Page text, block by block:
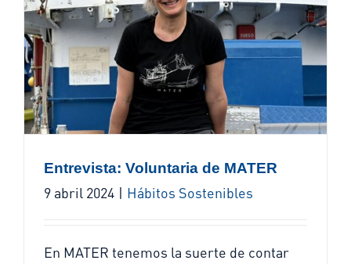
Entrevista: Voluntaria de MATER
9 abril 2024 | Hábitos Sostenibles
En MATER tenemos la suerte de contar